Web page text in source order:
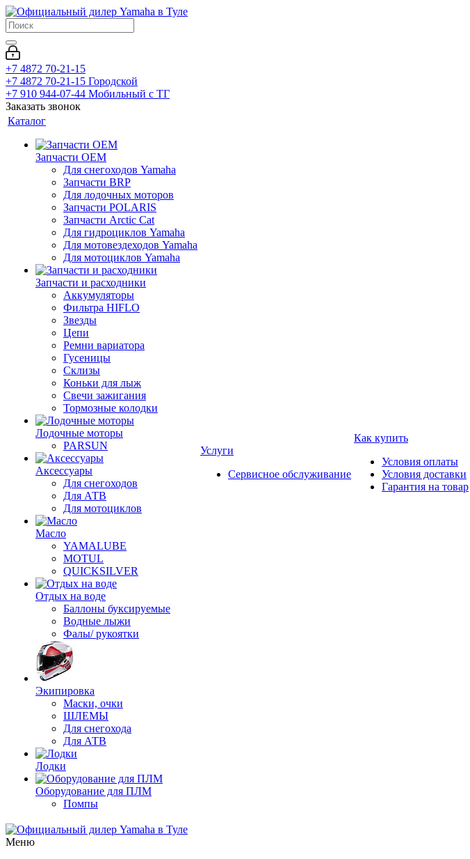
+7 4872 70-21-15
+7 4872 70-21-15 Городской
+7 910 944-07-44 Мобильный с ТГ
Заказать звонок
Каталог
Запчасти OEM
Для снегоходов Yamaha
Запчасти BRP
Для лодочных моторов
Запчасти POLARIS
Запчасти Arctic Cat
Для гидроциклов Yamaha
Для мотовездеходов Yamaha
Для мотоциклов Yamaha
Запчасти и расходники
Аккумуляторы
Фильтра HIFLO
Звезды
Цепи
Ремни вариатора
Гусеницы
Склизы
Коньки для лыж
Свечи зажигания
Тормозные колодки
Лодочные моторы
PARSUN
Аксессуары
Для снегоходов
Для АТВ
Для мотоциклов
Масло
YAMALUBE
MOTUL
QUICKSILVER
Отдых на воде
Баллоны буксируемые
Водные лыжи
Фалы/ рукоятки
Экипировка
Маски, очки
ШЛЕМЫ
Для снегохода
Для АТВ
Лодки
Оборудование для ПЛМ
Помпы
Услуги
Сервисное обслуживание
Как купить
Условия оплаты
Условия доставки
Гарантия на товар
Меню